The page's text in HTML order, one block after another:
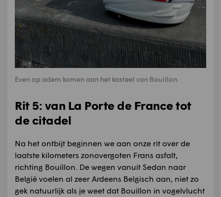
Even op adem komen aan het kasteel van Bouillon.
Rit 5: van La Porte de France tot
de citadel
Na het ontbijt beginnen we aan onze rit over de
laatste kilometers zonovergoten Frans asfalt,
richting Bouillon. De wegen vanuit Sedan naar
België voelen al zeer Ardeens Belgisch aan, niet zo
gek natuurlijk als je weet dat Bouillon in vogelvlucht